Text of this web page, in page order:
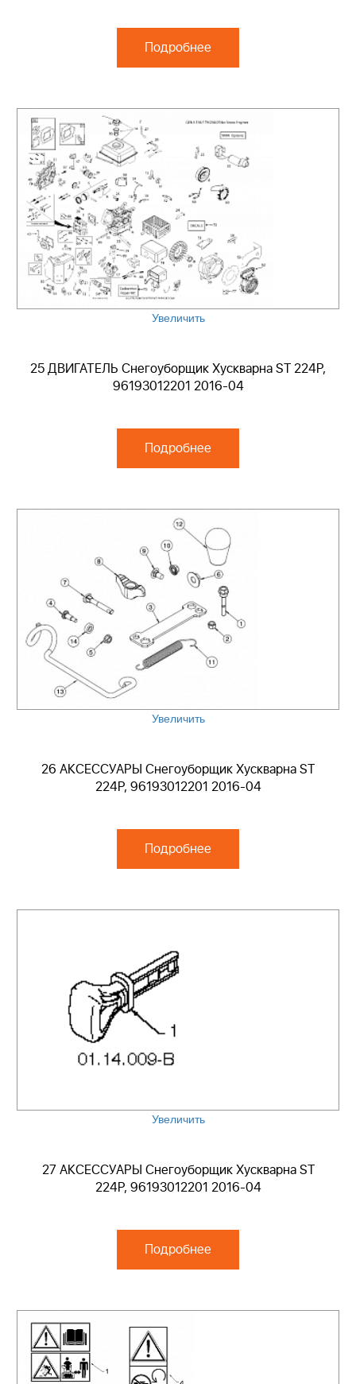
Подробнее
Увеличить
25 ДВИГАТЕЛЬ Снегоуборщик Хускварна ST 224P,
96193012201 2016-04
Подробнее
Увеличить
26 АКСЕССУАРЫ Снегоуборщик Хускварна ST
224P, 96193012201 2016-04
Подробнее
Увеличить
27 АКСЕССУАРЫ Снегоуборщик Хускварна ST
224P, 96193012201 2016-04
Подробнее